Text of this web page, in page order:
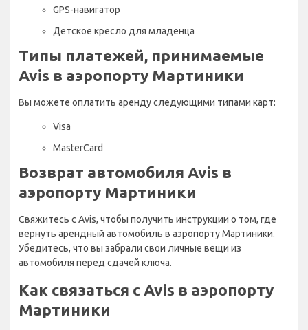
GPS-навигатор
Детское кресло для младенца
Типы платежей, принимаемые
Avis в аэропорту Мартиники
Вы можете оплатить аренду следующими типами карт:
Visa
MasterCard
Возврат автомобиля Avis в
аэропорту Мартиники
Свяжитесь с Avis, чтобы получить инструкции о том, где
вернуть арендный автомобиль в аэропорту Мартиники.
Убедитесь, что вы забрали свои личные вещи из
автомобиля перед сдачей ключа.
Как связаться с Avis в аэропорту
Мартиники